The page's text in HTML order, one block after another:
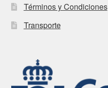
Términos y Condiciones
Transporte